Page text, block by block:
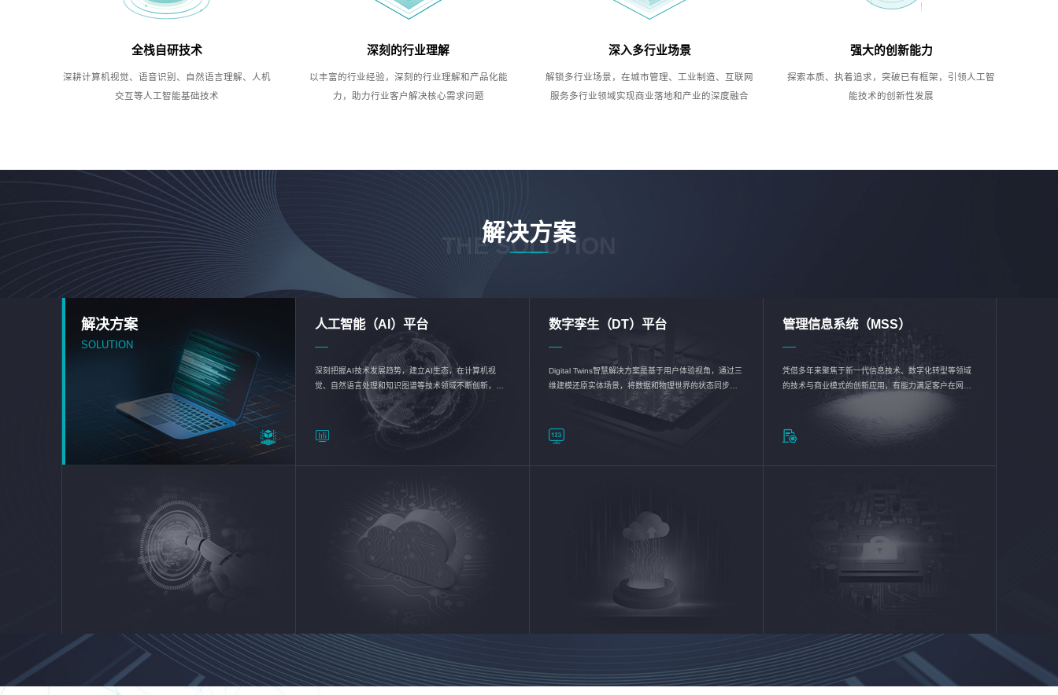
全栈自研技术
深耕计算机视觉、语音识别、自然语言理解、人机
交互等人工智能基础技术
深刻的行业理解
以丰富的行业经验，深刻的行业理解和产品化能
力，助力行业客户解决核心需求问题
深入多行业场景
解锁多行业场景，在城市管理、工业制造、互联网
服务多行业领域实现商业落地和产业的深度融合
强大的创新能力
探索本质、执着追求，突破已有框架，引领人工智
能技术的创新性发展
解决方案
THE SOLUTION
解决方案
SOLUTION
人工智能（AI）平台
深刻把握AI技术发展趋势，建立AI生态，在计算机视
觉、自然语言处理和知识图谱等技术领域不断创新，持
续优化企业数智化转型加速器—AlphaMind®AI能力开放
数字孪生（DT）平台
Digital Twins智慧解决方案是基于用户体验视角，通过三
维建模还原实体场景，将数据和物理世界的状态同步呈
现，使用户对关键数据有更直观的感受，推动各行业完
成智能化转型，实现新旧动能的转换
管理信息系统（MSS）
凭借多年来聚焦于新一代信息技术、数字化转型等领域
的技术与商业模式的创新应用，有能力满足客户在网络
优化、运营维护和信息安全防护等方面的需求，为客户